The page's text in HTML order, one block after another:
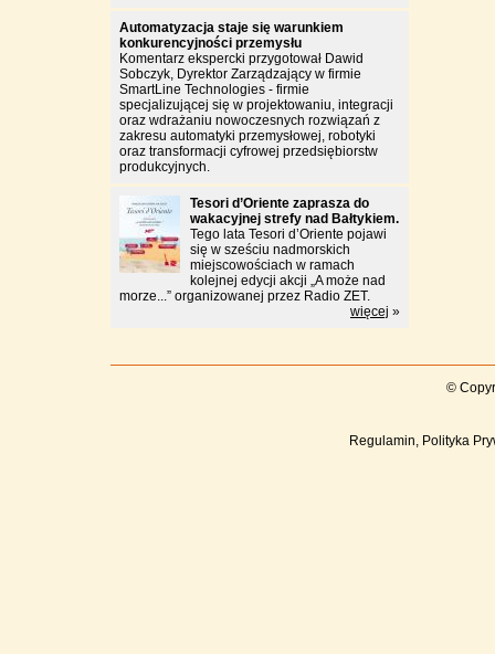
Automatyzacja staje się warunkiem
konkurencyjności przemysłu
Komentarz ekspercki przygotował Dawid
Sobczyk, Dyrektor Zarządzający w firmie
SmartLine Technologies - firmie
specjalizującej się w projektowaniu, integracji
oraz wdrażaniu nowoczesnych rozwiązań z
zakresu automatyki przemysłowej, robotyki
oraz transformacji cyfrowej przedsiębiorstw
produkcyjnych.
Tesori d’Oriente zaprasza do
wakacyjnej strefy nad Bałtykiem.
Tego lata Tesori d’Oriente pojawi
się w sześciu nadmorskich
miejscowościach w ramach
kolejnej edycji akcji „A może nad
morze...” organizowanej przez Radio ZET.
więcej »
©
Regulamin, Polityka